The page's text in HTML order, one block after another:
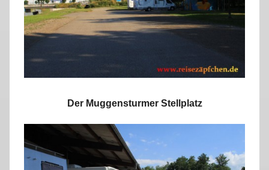
Der Muggensturmer Stellplatz